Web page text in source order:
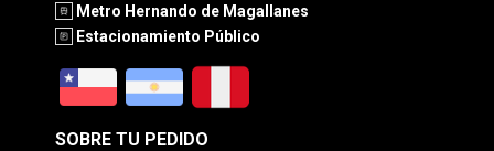
Metro Hernando de Magallanes
Estacionamiento Público
SOBRE TU PEDIDO